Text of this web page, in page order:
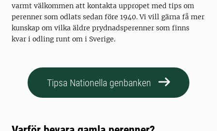
varmt välkommen att kontakta uppropet med tips om
perenner som odlats sedan före 1940. Vi vill gärna få mer
kunskap om vilka äldre prydnadsperenner som finns
kvar i odling runt om i Sverige.
Tipsa Nationella genbanken